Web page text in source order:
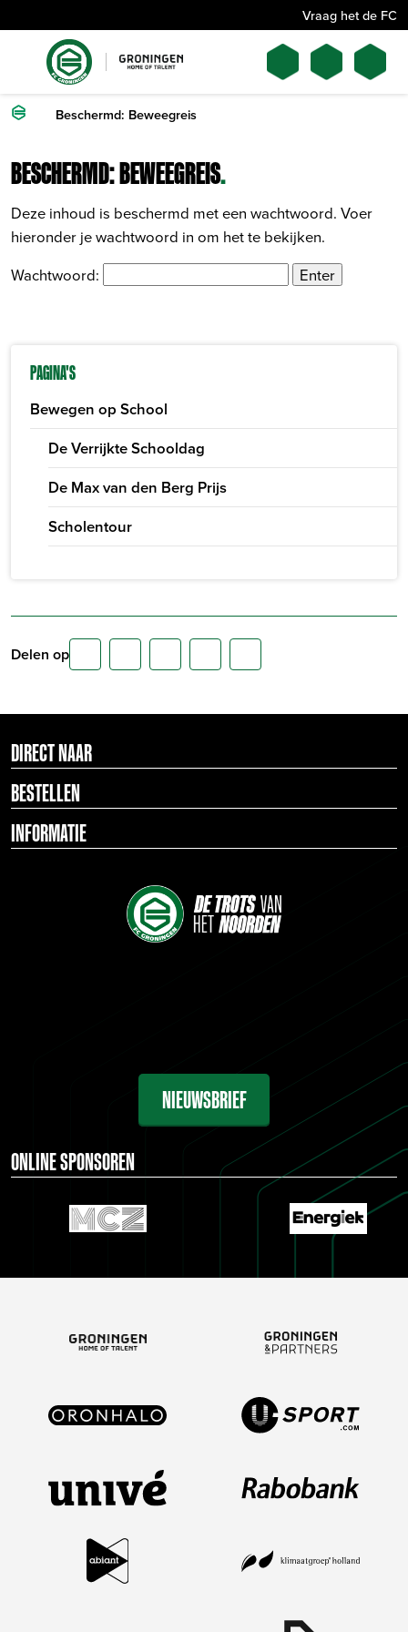
Vraag het de FC
Beschermd: Beweegreis
BESCHERMD: BEWEEGREIS.
PAGINA'S
Bewegen op School
De Verrijkte Schooldag
De Max van den Berg Prijs
Scholentour
Deze inhoud is beschermd met een wachtwoord. Voer
hieronder je wachtwoord in om het te bekijken.
Wachtwoord:
Delen op
DIRECT NAAR
BESTELLEN
INFORMATIE
NIEUWSBRIEF
ONLINE SPONSOREN